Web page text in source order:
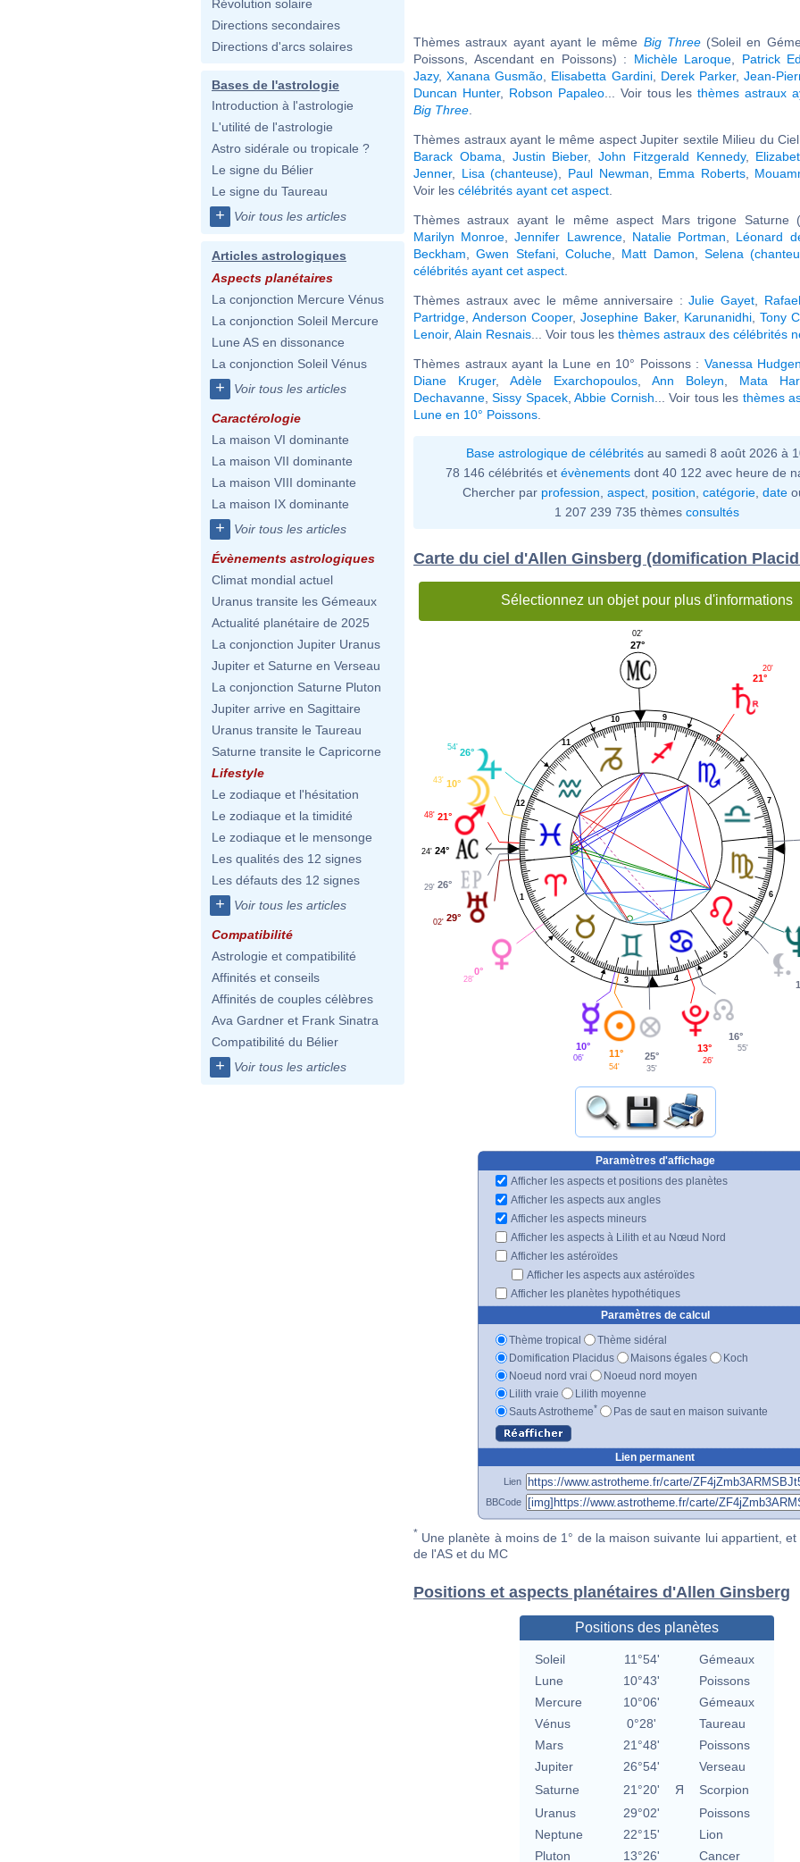
Révolution solaire
Directions secondaires
Directions d'arcs solaires
Bases de l'astrologie
Introduction à l'astrologie
L'utilité de l'astrologie
Astro sidérale ou tropicale ?
Le signe du Bélier
Le signe du Taureau
+ Voir tous les articles
Articles astrologiques
Aspects planétaires
La conjonction Mercure Vénus
La conjonction Soleil Mercure
Lune AS en dissonance
La conjonction Soleil Vénus
+ Voir tous les articles
Caractérologie
La maison VI dominante
La maison VII dominante
La maison VIII dominante
La maison IX dominante
+ Voir tous les articles
Évènements astrologiques
Climat mondial actuel
Uranus transite les Gémeaux
Actualité planétaire de 2025
La conjonction Jupiter Uranus
Jupiter et Saturne en Verseau
La conjonction Saturne Pluton
Jupiter arrive en Sagittaire
Uranus transite le Taureau
Saturne transite le Capricorne
Lifestyle
Le zodiaque et l'hésitation
Le zodiaque et la timidité
Le zodiaque et le mensonge
Les qualités des 12 signes
Les défauts des 12 signes
+ Voir tous les articles
Compatibilité
Astrologie et compatibilité
Affinités et conseils
Affinités de couples célèbres
Ava Gardner et Frank Sinatra
Compatibilité du Bélier
+ Voir tous les articles
Thèmes astraux ayant ayant le même Big Three(Soleil en
Poissons, Ascendant en Poissons) : Michèle Laroque Patrick
Jazy,Xanana Gusmão Elisabetta Gardini, Derek Parker, Jean-
Duncan Hunter, Robson Papaleo... Voir tous lesthèmes astraux
Big Three
Thèmes astraux ayant le même aspect Jupiter sextile Milieu du
Barack Obama
Justin Bieber,John Fitzgerald Kennedy,
Jenner, Lisa (chanteuse) Paul Newman Emma Roberts,
Voir les célébrités ayant cet aspect
Thèmes astraux ayant le même aspect Mars trigone Saturne
Marilyn Monroe ,Jennifer Lawrence, Natalie Portman Léonard
Beckham ,Gwen Stefani,Coluche Matt Damon ,Selena
célébrités ayant cet aspect
Thèmes astraux avec le même anniversaire :Julie Gayet
Partridge ,Anderson Cooper,Josephine Baker, Karunanidhi, Tony
Lenoir, Alain Resnais ... Voir tous les thèmes astraux des célébrités
Thèmes astraux ayant la Lune en 10° Poissons : Vanessa
Diane Kruger, Adèle Exarchopoulos Ann Boleyn Mata
Dechavanne ,Sissy Spacek,Abbie Cornish ... Voir tous les thèmes
Lune en 10° Poissons
Base astrologique de célébritésau samedi 8 août 2026 à
78 146 célébrités et évènements dont 40 122 avec heure de
Chercher par profession aspect position catégorie date
1 207 239 735 thèmes consultés
Carte du ciel d'Allen Ginsberg (domification
Sélectionnez un objet pour plus d'informations
1
2
3 4
5
6
7
8
9
10
11
12
21°
20'
27°
02'
26°
54'
10°
43'
21°
48'
24°
24'
26°
29'
29°
02'
0°
28'
10°
06' 11°
54'
25°
35'
13°
26'
16°
55'
Paramètres d'affichage
Afficher les aspects et positions des planètes
Afficher les aspects aux angles
Afficher les aspects mineurs
Afficher les aspects à Lilith et au Nœud Nord
Afficher les astéroïdes
Afficher les aspects aux astéroïdes
Afficher les planètes hypothétiques
Paramètres de calcul
Thème tropical
Thème sidéral
Domification Placidus
Maisons égales
Koch
Noeud nord vrai
Noeud nord moyen
Lilith vraie
Lilith moyenne
Sauts Astrotheme* Pas de saut en maison suivante
Lien permanent
Lien
BBCode
* Une planète à moins de 1° de la maison suivante lui appartient, et
de l'AS et du MC
Positions et aspects planétaires d'Allen Ginsberg
Positions des planètes
Soleil 11°54'
Gémeaux
Lune
10°43'
Poissons
Mercure
10°06'
Gémeaux
Vénus
0°28'
Taureau
Mars
21°48'
Poissons
Jupiter
26°54'
Verseau
Saturne
21°20' Я
Scorpion
Uranus
29°02'
Poissons
Neptune
22°15'
Lion
Pluton
13°26' Cancer